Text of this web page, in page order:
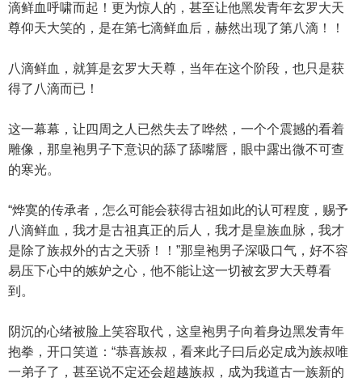
滴鲜血呼啸而起！更为惊人的，甚至让他黑发青年玄罗大天
尊仰天大笑的，是在第七滴鲜血后，赫然出现了第八滴！！
八滴鲜血，就算是玄罗大天尊，当年在这个阶段，也只是获
得了八滴而已！
这一幕幕，让四周之人已然失去了哗然，一个个震撼的看着
雕像，那皇袍男子下意识的舔了舔嘴唇，眼中露出微不可查
的寒光。
“烨寞的传承者，怎么可能会获得古祖如此的认可程度，赐予
八滴鲜血，我才是古祖真正的后人，我才是皇族血脉，我才
是除了族叔外的古之天骄！！”那皇袍男子深吸口气，好不容
易压下心中的嫉妒之心，他不能让这一切被玄罗大天尊看
到。
阴沉的心绪被脸上笑容取代，这皇袍男子向着身边黑发青年
抱拳，开口笑道：“恭喜族叔，看来此子曰后必定成为族叔唯
一弟子了，甚至说不定还会超越族叔，成为我道古一族新的